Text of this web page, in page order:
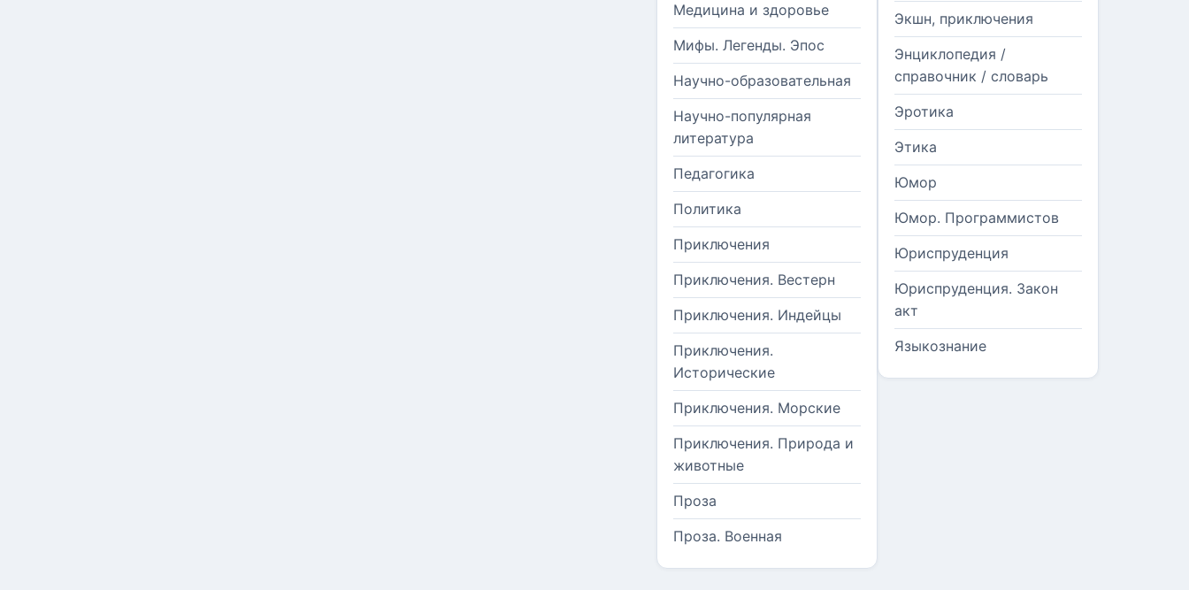
Медицина и здоровье
Мифы. Легенды. Эпос
Научно-образовательная
Научно-популярная
литература
Педагогика
Политика
Приключения
Приключения. Вестерн
Приключения. Индейцы
Приключения.
Исторические
Приключения. Морские
Приключения. Природа и
животные
Проза
Проза. Военная
Экшн, приключения
Энциклопедия /
справочник / словарь
Эротика
Этика
Юмор
Юмор. Программистов
Юриспруденция
Юриспруденция. Закон
акт
Языкознание